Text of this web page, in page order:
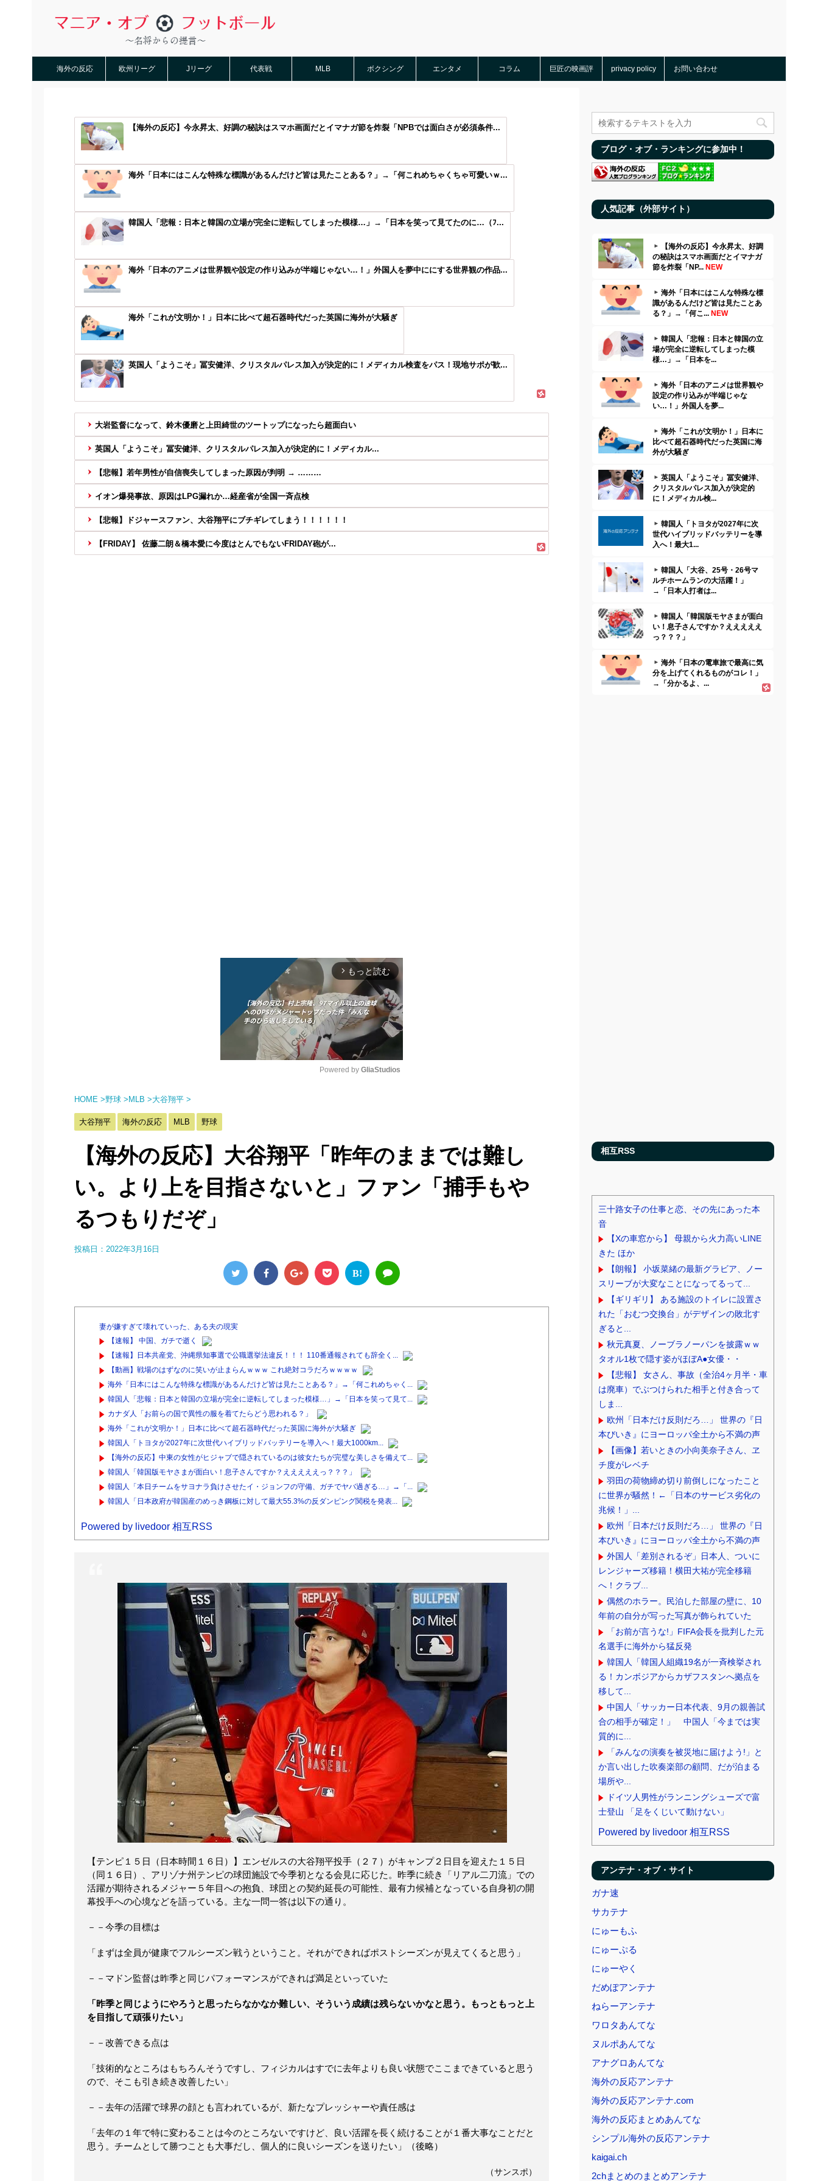
海外の反応 欧州リーグ Jリーグ 代表戦 MLB ボクシング エンタメ コラム 巨匠の映画評 privacy policy お問い合わせ
【海外の反応】今永昇太、好調の秘訣はスマホ画面だとイマナガ節を炸裂「NPBでは面白さが必須条件...
海外「日本にはこんな特殊な標識があるんだけど皆は見たことある？」→「何これめちゃくちゃ可愛いｗ...
韓国人「悲報：日本と韓国の立場が完全に逆転してしまった模様…」→「日本を笑って見てたのに…（ﾌ...
海外「日本のアニメは世界観や設定の作り込みが半端じゃない…！」外国人を夢中ににする世界観の作品...
海外「これが文明か！」日本に比べて超石器時代だった英国に海外が大騒ぎ
英国人「ようこそ」冨安健洋、クリスタルパレス加入が決定的に！メディカル検査をパス！現地サポが歓...
大岩監督になって、鈴木優磨と上田綺世のツートップになったら超面白い
英国人「ようこそ」冨安健洋、クリスタルパレス加入が決定的に！メディカル...
【悲報】若年男性が自信喪失してしまった原因が判明 → ………
イオン爆発事故、原因はLPG漏れか…経産省が全国一斉点検
【悲報】ドジャースファン、大谷翔平にブチギレてしまう！！！！！！
【FRIDAY】 佐藤二朗＆橋本愛に今度はとんでもないFRIDAY砲が...
arrow_forward_ios もっと読む
e
Powered by GliaStudios
HOME >野球 > MLB >大谷翔平 >
大谷翔平 海外の反応 MLB 野球
【海外の反応】大谷翔平「昨年のままでは難し
い。より上を目指さないと」ファン「捕手もや
るつもりだぞ」
投稿日： 2022年3月16日
B!
妻が嫌すぎて壊れていった、ある夫の現実
【速報】 中国、ガチで逝く
【速報】日本共産党、沖縄県知事選で公職選挙法違反！！！ 110番通報されても辞全く...
【動画】戦場のはずなのに笑いが止まらんｗｗｗ これ絶対コラだろｗｗｗｗ
海外「日本にはこんな特殊な標識があるんだけど皆は見たことある？」→「何これめちゃく...
韓国人「悲報：日本と韓国の立場が完全に逆転してしまった模様…」→「日本を笑って見て...
カナダ人「お前らの国で異性の服を着てたらどう思われる？」
海外「これが文明か！」日本に比べて超石器時代だった英国に海外が大騒ぎ
韓国人「トヨタが2027年に次世代ハイブリッドバッテリーを導入へ！最大1000km...
【海外の反応】中東の女性がヒジャブで隠されているのは彼女たちが完璧な美しさを備えて...
韓国人「韓国版モヤさまが面白い！息子さんですか？えええええっ？？？」
韓国人「本日チームをサヨナラ負けさせたイ・ジョンフの守備、ガチでヤバ過ぎる…」→「...
韓国人「日本政府が韓国産のめっき鋼板に対して最大55.3%の反ダンピング関税を発表...
Powered by livedoor 相互RSS
【テンピ１５日（日本時間１６日）】エンゼルスの大谷翔平投手（２７）がキャンプ２日目を迎えた１５日
（同１６日）、アリゾナ州テンピの球団施設で今季初となる会見に応じた。昨季に続き「リアル二刀流」での
活躍が期待されるメジャー５年目への抱負、球団との契約延長の可能性、最有力候補となっている自身初の開
幕投手への心境などを語っている。主な一問一答は以下の通り。
－－今季の目標は
「まずは全員が健康でフルシーズン戦うということ。それができればポストシーズンが見えてくると思う」
－－マドン監督は昨季と同じパフォーマンスができれば満足といっていた
「昨季と同じようにやろうと思ったらなかなか難しい、そういう成績は残らないかなと思う。もっともっと上
を目指して頑張りたい」
－－改善できる点は
「技術的なところはもちろんそうですし、フィジカルはすでに去年よりも良い状態でここまできていると思う
ので、そこも引き続き改善したい」
－－去年の活躍で球界の顔とも言われているが、新たなプレッシャーや責任感は
「去年の１年で特に変わることは今のところないですけど、良い活躍を長く続けることが１番大事なことだと
思う。チームとして勝つことも大事だし、個人的に良いシーズンを送りたい」（後略）
（サンスポ）
ブログ・オブ・ランキングに参加中！
人気記事（外部サイト）
【海外の反応】今永昇太、好調
の秘訣はスマホ画面だとイマナガ
節を炸裂「NP... NEW
海外「日本にはこんな特殊な標
識があるんだけど皆は見たことあ
る？」→「何こ... NEW
韓国人「悲報：日本と韓国の立
場が完全に逆転してしまった模
様…」→「日本を...
海外「日本のアニメは世界観や
設定の作り込みが半端じゃな
い…！」外国人を夢...
海外「これが文明か！」日本に
比べて超石器時代だった英国に海
外が大騒ぎ
英国人「ようこそ」冨安健洋、
クリスタルパレス加入が決定的
に！メディカル検...
韓国人「トヨタが2027年に次
世代ハイブリッドバッテリーを導
入へ！最大1...
韓国人「大谷、25号・26号マ
ルチホームランの大活躍！」
→「日本人打者は...
韓国人「韓国版モヤさまが面白
い！息子さんですか？えええええ
っ？？？」
海外「日本の電車旅で最高に気
分を上げてくれるものがコレ！」
→「分かるよ、...
相互RSS
三十路女子の仕事と恋、その先にあった本
音
【Xの車窓から】 母親から火力高いLINE
きた ほか
【朗報】 小坂菜緒の最新グラビア、ノー
スリーブが大変なことになってるって...
【ギリギリ】 ある施設のトイレに設置さ
れた「おむつ交換台」がデザインの敗北す
ぎると...
秋元真夏、ノーブラノーパンを披露ｗｗ
タオル1枚で隠す姿がほぼA●女優・・
【悲報】 女さん、事故（全治4ヶ月半・車
は廃車）でぶつけられた相手と付き合って
しま...
欧州「日本だけ反則だろ…」 世界の『日
本びいき』にヨーロッパ全土から不満の声
【画像】若いときの小向美奈子さん、ヱ
チ度がレベチ
羽田の荷物締め切り前倒しになったこと
に世界が騒然！←「日本のサービス劣化の
兆候！」...
欧州「日本だけ反則だろ…」 世界の『日
本びいき』にヨーロッパ全土から不満の声
外国人「差別されるぞ」日本人、ついに
レンジャーズ移籍！横田大祐が完全移籍
へ！クラブ...
偶然のホラー。民泊した部屋の壁に、10
年前の自分が写った写真が飾られていた
「お前が言うな!」FIFA会長を批判した元
名選手に海外から猛反発
韓国人「韓国人組織19名が一斉検挙され
る！カンボジアからカザフスタンへ拠点を
移して...
中国人「サッカー日本代表、9月の親善試
合の相手が確定！」 中国人「今までは実
質的に...
「みんなの演奏を被災地に届けよう!」と
か言い出した吹奏楽部の顧問、だが泊まる
場所や...
ドイツ人男性がランニングシューズで富
士登山 「足をくじいて動けない」
Powered by livedoor 相互RSS
アンテナ・オブ・サイト
ガナ速
サカテナ
にゅーもふ
にゅーぷる
にゅーやく
だめぽアンテナ
ねらーアンテナ
ワロタあんてな
ヌルポあんてな
アナグロあんてな
海外の反応アンテナ
海外の反応アンテナ.com
海外の反応まとめあんてな
シンプル海外の反応アンテナ
kaigai.ch
2chまとめのまとめアンテナ